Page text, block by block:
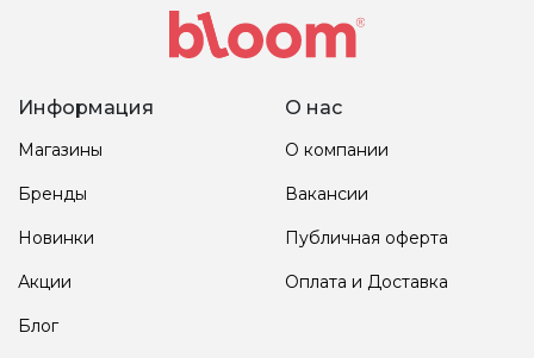
Информация
Магазины
Бренды
Новинки
Акции
Блог
О нас
О компании
Вакансии
Публичная оферта
Оплата и Доставка